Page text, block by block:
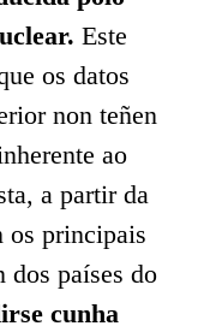
Este
os datos
non teñen
ao
a partir da
os principais
dos países do
cunha